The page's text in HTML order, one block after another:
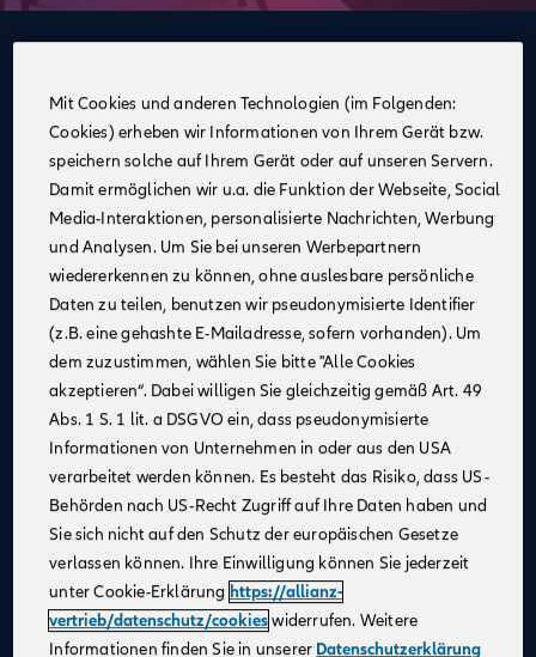
im Vertrieb der Allianz
Eine attraktive monatliche Ausbildungsvergütung
(Stand 08/2025):
1. Jahr: 1.355 €
2. Jahr: 1.432 €
3. Jahr: 1.520 €
ab Sept. 2026:
im 1. Jahr: 1.455 €, im 2. Jahr: 1.532 €, im 3. Jahr:
1.620 €
Zusätzliche Leistungen : Urlaubs- und
Weihnachtsgeld
Monetäre Vorteile:
40 €/Monat vermögenswirksame Leistungen
Übernahme erstattungsfähiger Reisekosten
Urlaubsanspruch : 30 Tage im Jahr
Mitarbeiterrabatte: Vergünstigungen auf Allianz
Produkte
Praxisnahe Ausbildung: Eine praxisnahe und
Mit Cookies und anderen Technologien (im Folgenden:
Cookies) erheben wir Informationen von Ihrem Gerät bzw.
speichern solche auf Ihrem Gerät oder auf unseren Servern.
Damit ermöglichen wir u.a. die Funktion der Webseite, Social
Media-Interaktionen, personalisierte Nachrichten, Werbung
und Analysen. Um Sie bei unseren Werbepartnern
wiedererkennen zu können, ohne auslesbare persönliche
Daten zu teilen, benutzen wir pseudonymisierte Identifier
(z.B. eine gehashte E-Mailadresse, sofern vorhanden). Um
dem zuzustimmen, wählen Sie bitte "Alle Cookies
akzeptieren“. Dabei willigen Sie gleichzeitig gemäß Art. 49
Abs. 1 S. 1 lit. a DSGVO ein, dass pseudonymisierte
Informationen von Unternehmen in oder aus den USA
verarbeitet werden können. Es besteht das Risiko, dass US-
Behörden nach US-Recht Zugriff auf Ihre Daten haben und
Sie sich nicht auf den Schutz der europäischen Gesetze
verlassen können. Ihre Einwilligung können Sie jederzeit
unter Cookie-Erklärung https://allianz-
vertrieb/datenschutz/cookieswiderrufen. Weitere
Informationen finden Sie in unserer Datenschutzerklärung